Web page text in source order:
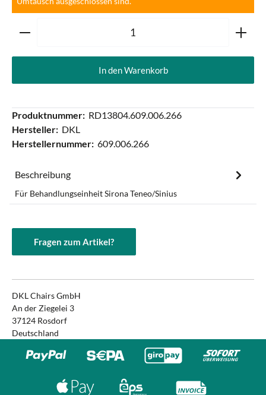
Produkt Anzahl: Gib den gewünschten Wert ein oder
In den Warenkorb
Produktnummer: RD13804.609.006.266
Hersteller: DKL
Herstellernummer: 609.006.266
Beschreibung
Für Behandlungseinheit Sirona Teneo/Sinius
Fragen zum Artikel?
DKL Chairs GmbH
An der Ziegelei 3
37124 Rosdorf
Deutschland